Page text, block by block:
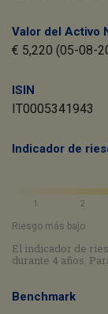
Valor del Activo
€ 5,220 (05-08-
ISIN
IT0005341943
Indicador de
1 2
Riesgo más bajo
El indicador de
durante 4 años.
Benchmark